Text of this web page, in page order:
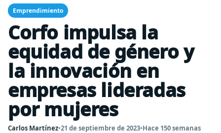
Emprendimiento
Corfo impulsa la
equidad de género y
la innovación en
empresas lideradas
por mujeres
Carlos Martínez•21 de septiembre de 2023•Hace 150 semanas